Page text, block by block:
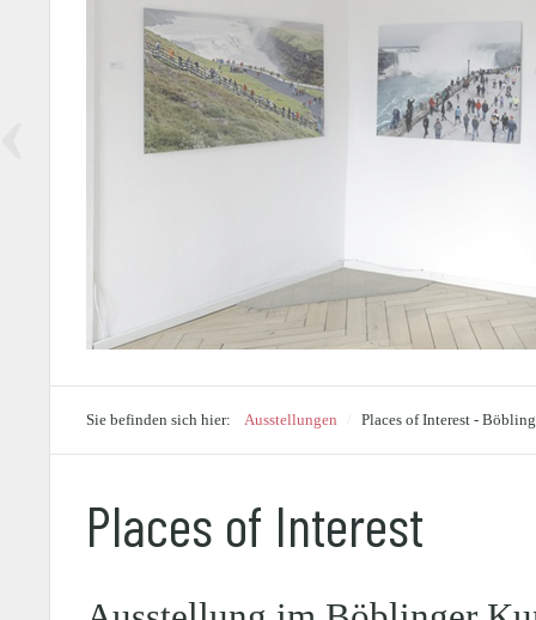
Sie befinden sich hier: Ausstellungen Places of Interest -
Places of Interest